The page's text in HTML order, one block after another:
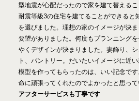
型地震が心配だったので家を建て替える
耐震等級3の住宅を建てることができると
を選びました。理想の家のイメージが決
要望がありました。何度もプランニング
やくデザインが決まりました。妻飾り、
ト、パントリー。だいたいイメージに近
模型を作ってもらったのは、いい記念で
命に頑張ってくれたのでよかったと思って
アフターサービスも丁寧です